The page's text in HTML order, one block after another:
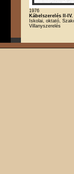
1976
Kábelszerelés II-IV.
Iskolai, oktató,
Villanyszerelés